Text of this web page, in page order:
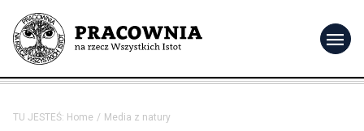
menu
TU JESTEŚ: Home Media z natury